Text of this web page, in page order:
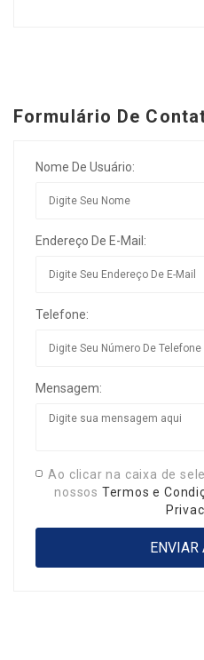
Formulário De
Nome De Usuário:
Endereço De E-Mail:
Telefone:
Mensagem:
Ao clicar na caixa de
nossos Termos e